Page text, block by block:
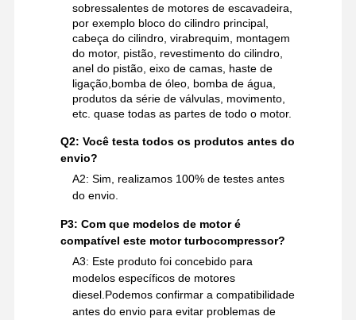
sobressalentes de motores de escavadeira,
por exemplo bloco do cilindro principal,
cabeça do cilindro, virabrequim, montagem
do motor, pistão, revestimento do cilindro,
anel do pistão, eixo de camas, haste de
ligação,bomba de óleo, bomba de água,
produtos da série de válvulas, movimento,
etc. quase todas as partes de todo o motor.
Q2: Você testa todos os produtos antes do
envio?
A2: Sim, realizamos 100% de testes antes
do envio.
P3: Com que modelos de motor é
compatível este motor turbocompressor?
A3: Este produto foi concebido para
modelos específicos de motores
diesel.Podemos confirmar a compatibilidade
antes do envio para evitar problemas de